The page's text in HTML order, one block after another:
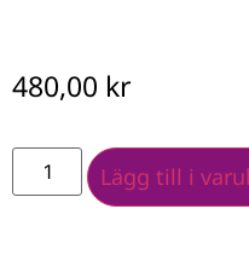
480,00 kr
Lägg till i